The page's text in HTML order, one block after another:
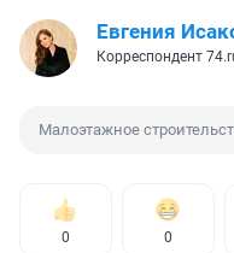
Евгения
Корреспондент
Малоэтажное
0 0